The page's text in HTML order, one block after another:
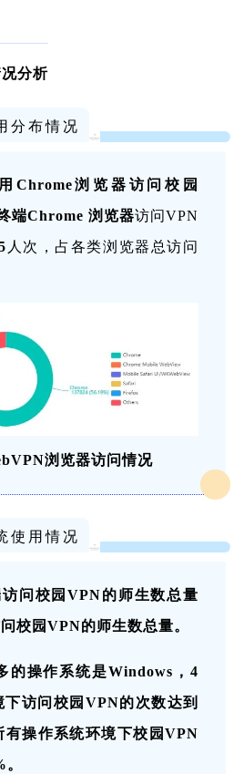
分析
分布情况
Chrome浏览器访问校园
端Chrome 浏览器访问VPN
人次，占各类浏览器总访问
浏览器访问情况
使用情况
访问校园VPN的师生数总量
校园VPN的师生数总量。
的操作系统是Windows，4
下访问校园VPN的次数达到
有操作系统环境下校园VPN